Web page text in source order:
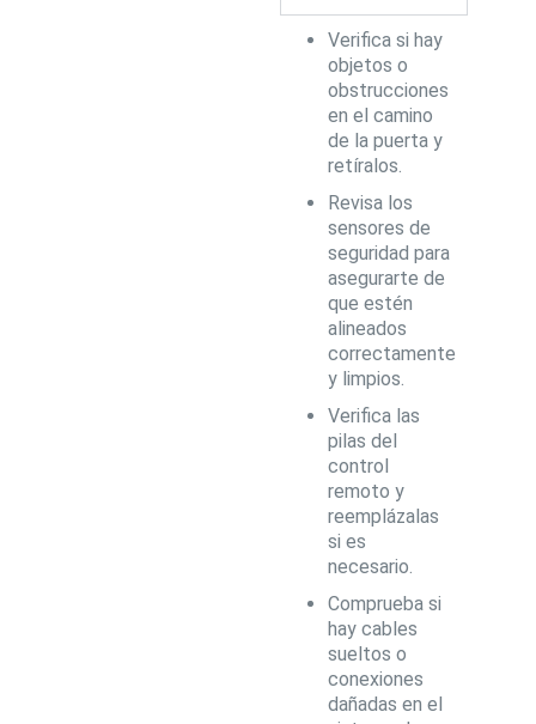
Verifica si hay
objetos o
obstrucciones
en el camino
de la puerta y
retíralos.
Revisa los
sensores de
seguridad para
asegurarte de
que estén
alineados
correctamente
y limpios.
Verifica las
pilas del
control
remoto y
reemplázalas
si es
necesario.
Comprueba si
hay cables
sueltos o
conexiones
dañadas en el